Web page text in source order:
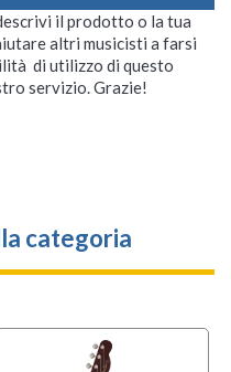
il prodotto o la tua
altri musicisti a farsi
di utilizzo di questo
servizio. Grazie!
categoria